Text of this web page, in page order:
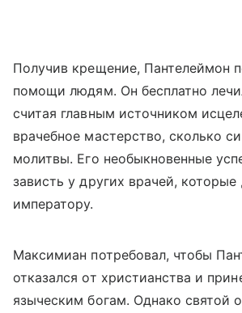
Получив крещение, Пантелеймон
помощи людям. Он бесплатно
считая главным источником
врачебное мастерство, сколько
молитвы. Его необыкновенные
зависть у других врачей, которые
императору.
Максимиан потребовал, чтобы
отказался от христианства и
языческим богам. Однако святой